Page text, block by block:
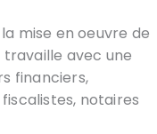
mise en oeuvre de
avec une
financiers,
notaires